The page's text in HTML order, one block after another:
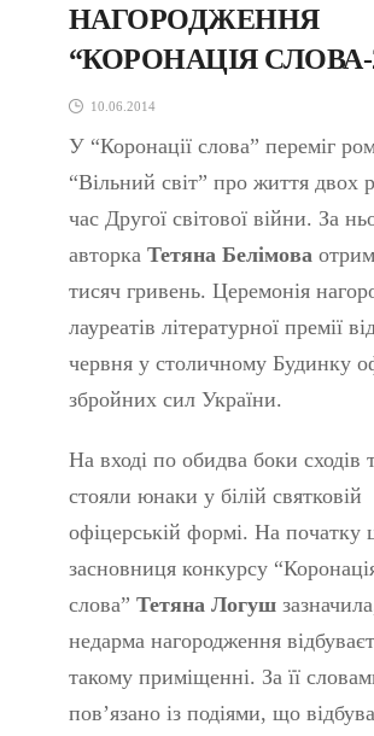
НАГОРОДЖЕННЯ
“КОРОНАЦІЯ СЛОВА-
10.06.2014
У “Коронації слова” переміг
“Вільний світ” про життя двох
час Другої світової війни. За
авторка Тетяна Белімова
тисяч гривень. Церемонія
лауреатів літературної премії
червня у столичному Будинку
збройних сил України.
На вході по обидва боки сходів
стояли юнаки у білій святковій
офіцерській формі. На початку
засновниця конкурсу
слова” Тетяна Логуш
недарма нагородження
такому приміщенні. За її
пов’язано із подіями, що